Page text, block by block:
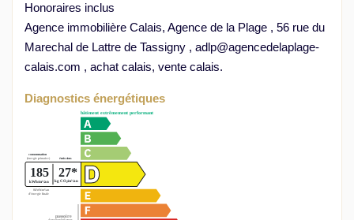
Honoraires inclus
Agence immobilière Calais, Agence de la Plage , 56 rue du
Marechal de Lattre de Tassigny , adlp@agencedelaplage-
calais.com , achat calais, vente calais.
Diagnostics énergétiques